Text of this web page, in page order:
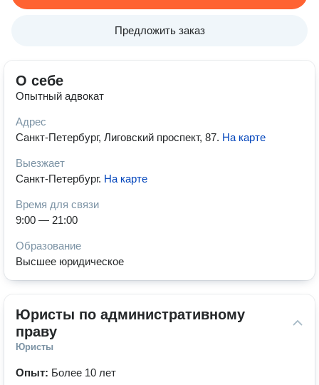
Предложить заказ
О себе
Опытный адвокат
Адрес
Санкт-Петербург, Лиговский проспект, 87. На карте
Выезжает
Санкт-Петербург. На карте
Время для связи
9:00 — 21:00
Образование
Высшее юридическое
Юристы по административному
праву
Юристы
Опыт: Более 10 лет